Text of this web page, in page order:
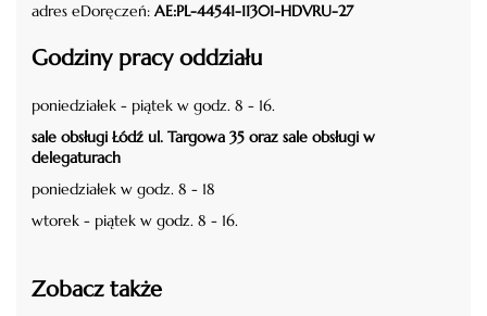
adres eDoręczeń: AE:PL-44541-11301-HDVRU-27
Godziny pracy oddziału
poniedziałek - piątek w godz. 8 - 16.
sale obsługi Łódź ul. Targowa 35 oraz sale obsługi w
delegaturach
poniedziałek w godz. 8 - 18
wtorek - piątek w godz. 8 - 16.
Zobacz także